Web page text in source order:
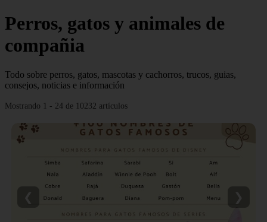
Perros, gatos y animales de
compañia
Todo sobre perros, gatos, mascotas y cachorros, trucos, guias,
consejos, noticias e información
Mostrando 1 - 24 de 10232 artículos
❮ ❯